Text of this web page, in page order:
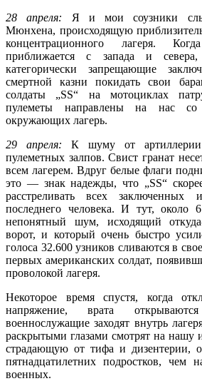
28 апреля: Я и мои соузники
Мюнхена, происходящую
концентрационного лагеря.
приближается с запада и
категорически запрещающие
смертной казни покидать свои
солдаты „SS“ на мотоциклах
пулеметы направлены на нас со
окружающих лагерь.
29 апреля: К шуму от артиллерии
пулеметных залпов. Свист гранат
всем лагерем. Вдруг белые флаги
это — знак надежды, что „SS“
расстреливать всех заключенных
последнего человека. И тут, около
непонятный шум, исходящий
ворот, и который очень быстро
голоса 32.600 узников сливаются в
первых американских солдат,
проволокой лагеря.
Некоторое время спустя, когда
напряжение, врата
военнослужащие заходят внутрь
раскрытыми глазами смотрят на нашу
страдающую от тифа и дизентерии,
пятнадцатилетних подростков,
военных.